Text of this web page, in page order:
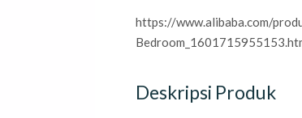
https://www.alibaba.com/
Deskripsi Produk